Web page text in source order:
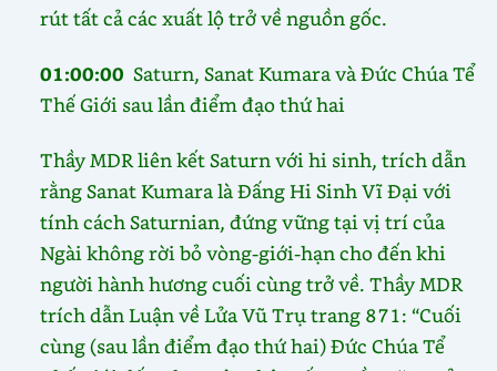
rút tất cả các xuất lộ trở về nguồn gốc.
01:00:00Saturn, Sanat Kumara và Đức Chúa Tể
Thế Giới sau lần điểm đạo thứ hai
Thầy MDR liên kết Saturn với hi sinh, trích dẫn
rằng Sanat Kumara là Đấng Hi Sinh Vĩ Đại với
tính cách Saturnian, đứng vững tại vị trí của
Ngài không rời bỏ vòng-giới-hạn cho đến khi
người hành hương cuối cùng trở về. Thầy MDR
trích dẫn Luận về Lửa Vũ Trụ trang 871: “Cuối
cùng (sau lần điểm đạo thứ hai) Đức Chúa Tể